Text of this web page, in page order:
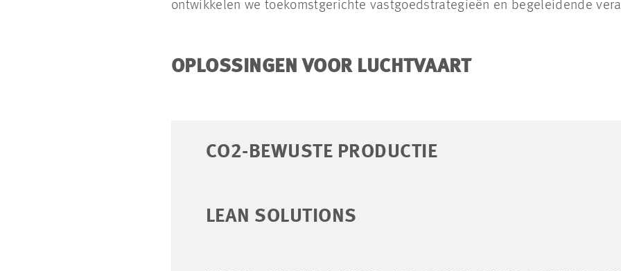
ontwikkelen we toekomstgerichte vastgoedstrategieën en begeleidende
OPLOSSINGEN VOOR LUCHTVAART
CO2-BEWUSTE PRODUCTIE
LEAN SOLUTIONS